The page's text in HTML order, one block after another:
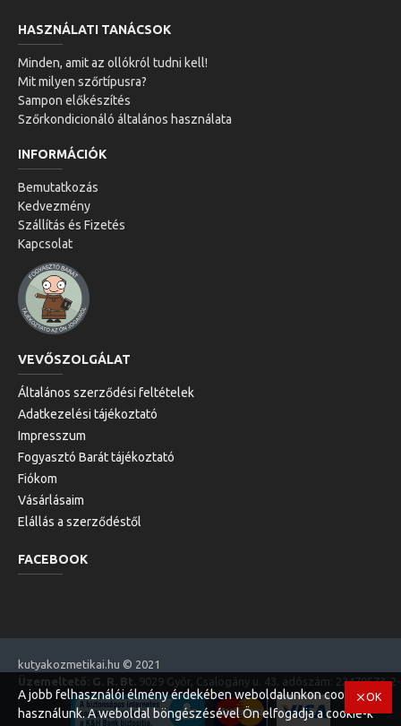
HASZNÁLATI TANÁCSOK
Minden, amit az ollókról tudni kell!
Mit milyen szőrtípusra?
Sampon előkészítés
Szőrkondicionáló általános használata
INFORMÁCIÓK
Bemutatkozás
Kedvezmény
Szállítás és Fizetés
Kapcsolat
VEVŐSZOLGÁLAT
Általános szerződési feltételek
Adatkezelési tájékoztató
Impresszum
Fogyasztó Barát tájékoztató
Fiókom
Vásárlásaim
Elállás a szerződéstől
FACEBOOK
kutyakozmetikai.hu © 2021
Üzemeltető: G. R. Bt. 9029 Győr, Csalogány u. 43. adószám: 22470573-
OK
A jobb felhasználói élmény érdekében weboldalunkon cookie-kat
használunk. A weboldal böngészésével Ön elfogadja a cookie-k